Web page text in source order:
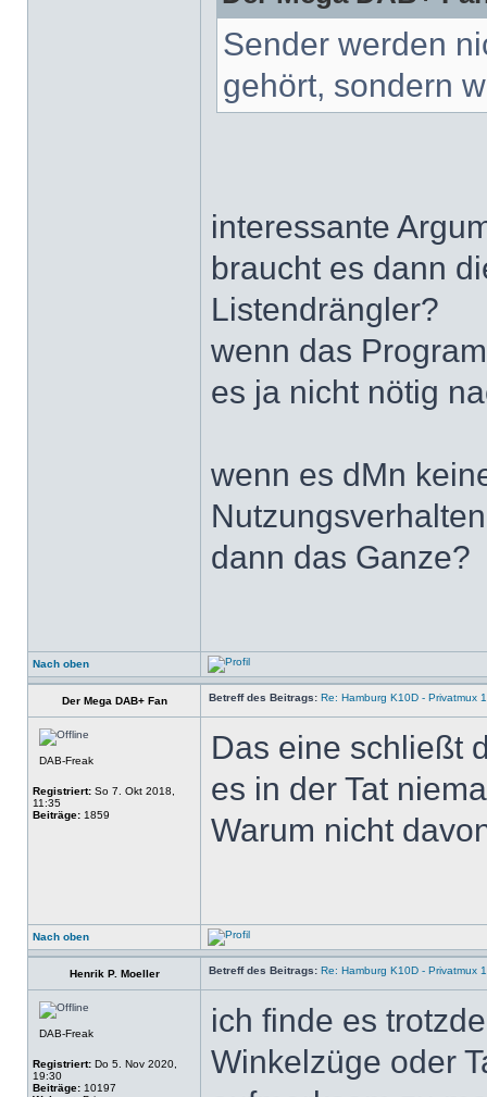
Sender werden
gehört, sondern
interessante
braucht es dann
Listendrängler?
wenn das
es ja nicht nötig
wenn es dMn
dann das Ganze?
Nach oben
Der Mega DAB+ Fan Betreff des Beitrags: Re: Hamburg K10D - Privatmux 1
DAB-Freak
Registriert: So 7. Okt 2018,
11:35
Beiträge: 1859
Das eine schließt
es in der Tat
Warum nicht
Nach oben
Henrik P. Moeller Betreff des Beitrags: Re: Hamburg K10D - Privatmux 1
DAB-Freak
Registriert: Do 5. Nov 2020,
19:30
Beiträge: 10197
ich finde es
Winkelzüge oder